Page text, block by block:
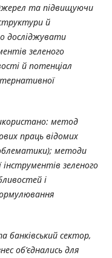
та підвищуючи
й
досліджувати
зеленого
й потенціал
метод
праць відомих
методи
інструментів зеленого
і
банківський сектор,
об’єднались для